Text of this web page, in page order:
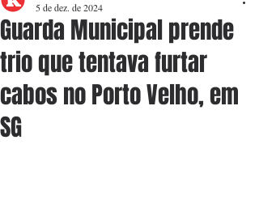
Guarda Municipal prende
trio que tentava furtar
cabos no Porto Velho, em
SG
5 de dez. de 2024